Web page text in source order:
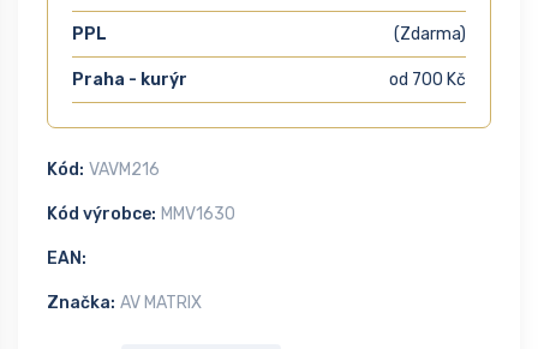
PPL (Zdarma)
Praha - kurýr od 700 Kč
Kód: VAVM216
Kód výrobce: MMV1630
EAN:
Značka: AV MATRIX